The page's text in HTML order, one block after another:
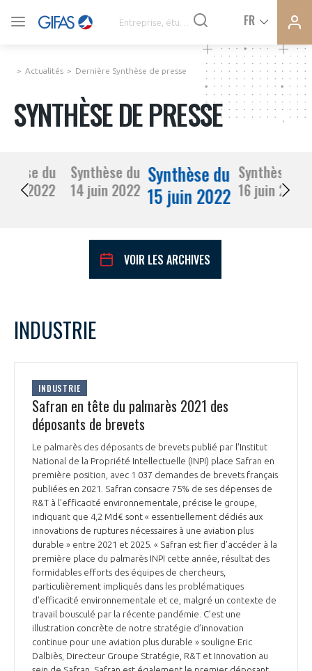
FR
SYNTHÈSE DE PRESSE
PRÉSENTATION
NOTRE VISION
NOS MISSIONS
NOTRE HISTOIRE
ORGANISATION
LE CONSEIL DU GIFAS
L’ÉQUIPE DU GIFAS
NOS RÉSEAUX À L'INTERNATIONAL
FONCTIONNEMENT
GEADS
COMITÉ AERO PME
STARTAIR
COMMISSIONS ET COMITÉS
ACCOMPAGNEMENT DE NOS ADHÉRENTS
LES PROGRAMMES DU GIFAS
UN ÉCOSYSTÈME INTÉGRÉ ET COHÉRENT
POURQUOI DEVENIR MEMBRE ?
LA MÉDIATION
LA MÉDIATION DANS LA FILIÈRE AÉRONAUTIQUE ET SPATIALE
LE MÉDIATEUR DE LA FILIÈRE AÉRONAUTIQUE ET SPATIALE
LE SALON DU BOURGET
L'OBSERVATOIRE
Actualités Dernière Synthèse de presse
SYNTHÈSE DE PRESSE
du
13 juin 2022
Synthèse du
14 juin 2022
Synthèse du
15 juin 2022
Synthèse du
16 juin 2022
VOIR LES ARCHIVES
L
1 2 3 4
5
13
14 16 17
20
INDUSTRIE
INDUSTRIE
Safran en tête du palmarès 2021 des
déposants de brevets
Le palmarès des déposants de brevets publié par l'Institut
National de la Propriété Intellectuelle (INPI) place Safran en
première position, avec 1 037 demandes de brevets français
publiées en 2021. Safran consacre 75% de ses dépenses de
R&T à l’efficacité environnementale, précise le groupe,
indiquant que 4,2 Md€ sont « essentiellement dédiés aux
innovations de ruptures nécessaires à une aviation plus
durable » entre 2021 et 2025. « Safran est fier d’accéder à la
première place du palmarès INPI cette année, résultat des
formidables efforts des équipes de chercheurs,
particulièrement impliqués dans les problématiques
d’efficacité environnementale et ce, malgré un contexte de
travail bousculé par la récente pandémie. C’est une
illustration concrète de notre stratégie d’innovation
continue pour une aviation plus durable » souligne Eric
Dalbiès, Directeur Groupe Stratégie, R&T et Innovation au
VOUS ÊTES ADHÉRENTS
PAS ENCORE ADHÉRENT ?
Rejoignez une filière d’excellence et développez
votre réseau au sein d’un écosystème intégré et
Découvrez les avantages d'adhérer au GIFAS.
Rencontres, salons, données sectorielles,
programmes ...
DEMANDE D’ADHÉSION
DEMANDE D’ADHÉSION
Avez-vous un statut de droit français ?